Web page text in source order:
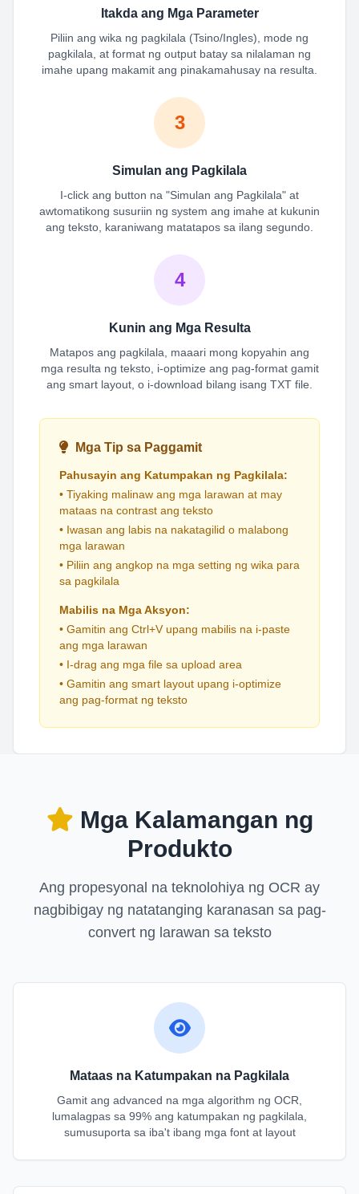
Itakda ang Mga Parameter
Piliin ang wika ng pagkilala (Tsino/Ingles), mode ng
pagkilala, at format ng output batay sa nilalaman ng
imahe upang makamit ang pinakamahusay na resulta.
3
Simulan ang Pagkilala
I-click ang button na "Simulan ang Pagkilala" at
awtomatikong susuriin ng system ang imahe at kukunin
ang teksto, karaniwang matatapos sa ilang segundo.
4
Kunin ang Mga Resulta
Matapos ang pagkilala, maaari mong kopyahin ang
mga resulta ng teksto, i-optimize ang pag-format gamit
ang smart layout, o i-download bilang isang TXT file.
Mga Tip sa Paggamit
Pahusayin ang Katumpakan ng Pagkilala:
• Tiyaking malinaw ang mga larawan at may
mataas na contrast ang teksto
• Iwasan ang labis na nakatagilid o malabong
mga larawan
• Piliin ang angkop na mga setting ng wika para
sa pagkilala
Mabilis na Mga Aksyon:
• Gamitin ang Ctrl+V upang mabilis na i-paste
ang mga larawan
• I-drag ang mga file sa upload area
• Gamitin ang smart layout upang i-optimize
ang pag-format ng teksto
Mga Kalamangan ng
Produkto
Ang propesyonal na teknolohiya ng OCR ay
nagbibigay ng natatanging karanasan sa pag-
convert ng larawan sa teksto
Mataas na Katumpakan na Pagkilala
Gamit ang advanced na mga algorithm ng OCR,
lumalagpas sa 99% ang katumpakan ng pagkilala,
sumusuporta sa iba't ibang mga font at layout